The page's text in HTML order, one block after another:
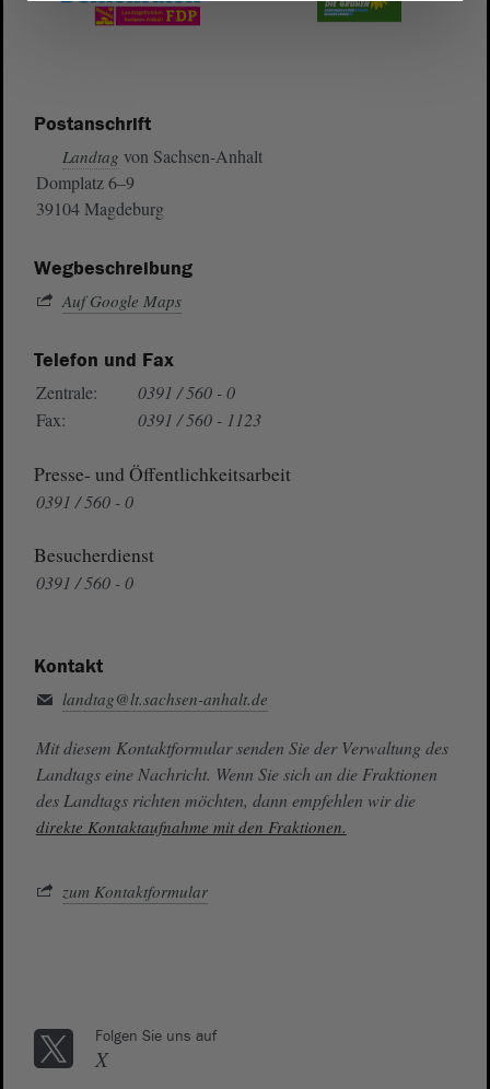
Postanschrift
Landtag von Sachsen-Anhalt
Domplatz 6–9
39104 Magdeburg
Wegbeschreibung
Auf Google Maps
Telefon und Fax
Zentrale:
0391 / 560 - 0
Fax:
0391 / 560 - 1123
Presse- und Öffentlichkeitsarbeit
0391 / 560 - 0
Besucherdienst
0391 / 560 - 0
Kontakt
landtag@lt.sachsen-anhalt.de
Mit diesem Kontaktformular senden Sie der Verwaltung des
Landtags eine Nachricht. Wenn Sie sich an die Fraktionen
des Landtags richten möchten, dann empfehlen wir die
direkte Kontaktaufnahme mit den Fraktionen.
zum Kontaktformular
Folgen Sie uns auf
X